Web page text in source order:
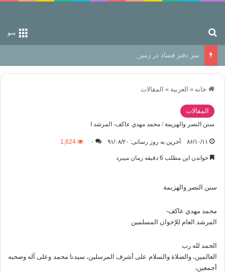
منو
سر دفتر فساد در زمین‌، دوری وکناره‌گیری از راه خداست‌!
خانه » العربیة » المقالات
المقالات
سنن النصر والهزيمة / محمد مهدي عاكف- المرشد ا
۸۶/۱۰/۱۱ آخرین به روز رسانی: ۹۱/۰۸/۲۰ ۰ 1,624
خواندن این مطلب 6 دقیقه زمان میبرد
سنن النصر والهزيمة
محمد مهدي عاكف-
المرشد العام للإخوان المسلمين
الحمد لله رب
العالمين، والصلاة والسلام على أشرف المرسلين، سيدنا محمد وعلى آله وصحبه
أجمعين،